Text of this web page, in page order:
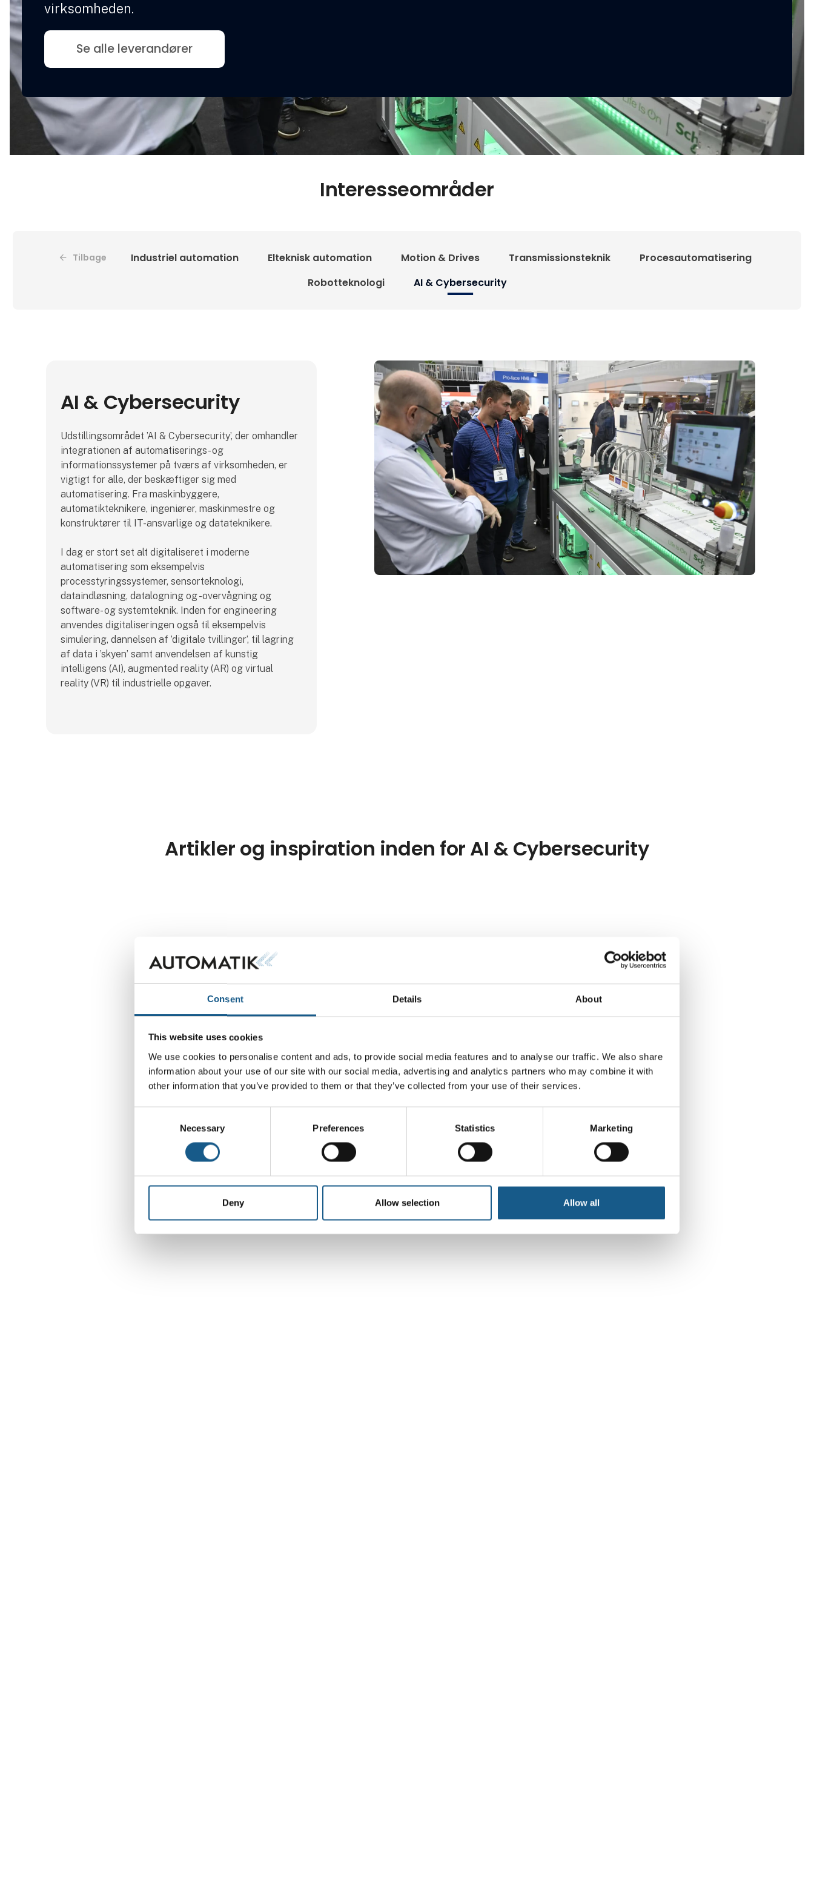
Consent Details About
This website uses cookies
We use cookies to personalise content and ads, to provide social media features and to analyse our traffic. We also share
information about your use of our site with our social media, advertising and analytics partners who may combine it with
other information that you’ve provided to them or that they’ve collected from your use of their services.
Necessary Preferences Statistics Marketing
Deny Allow selection Allow all
virksomheden.
Se alle leverandører
Interesseområder
Tilbage Industriel automation Elteknisk automation Motion & Drives Transmissionsteknik
Procesautomatisering
Robotteknologi
AI & Cybersecurity
AI & Cybersecurity
Udstillingsområdet ’AI & Cybersecurity’, der omhandler
integrationen af automatiserings- og
informationssystemer på tværs af virksomheden, er
vigtigt for alle, der beskæftiger sig med
automatisering. Fra maskinbyggere,
automatikteknikere, ingeniører, maskinmestre og
konstruktører til IT-ansvarlige og datateknikere.
I dag er stort set alt digitaliseret i moderne
automatisering som eksempelvis
processtyringssystemer, sensorteknologi,
dataindløsning, datalogning og -overvågning og
software- og systemteknik. Inden for engineering
anvendes digitaliseringen også til eksempelvis
simulering, dannelsen af ’digitale tvillinger’, til lagring
af data i ’skyen’ samt anvendelsen af kunstig
intelligens (AI), augmented reality (AR) og virtual
reality (VR) til industrielle opgaver.
Artikler og inspiration inden for AI & Cybersecurity